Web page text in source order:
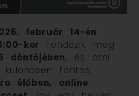
február 14-én
kor rendezik meg
döntőjében, és ami
fontos:
élőben, online